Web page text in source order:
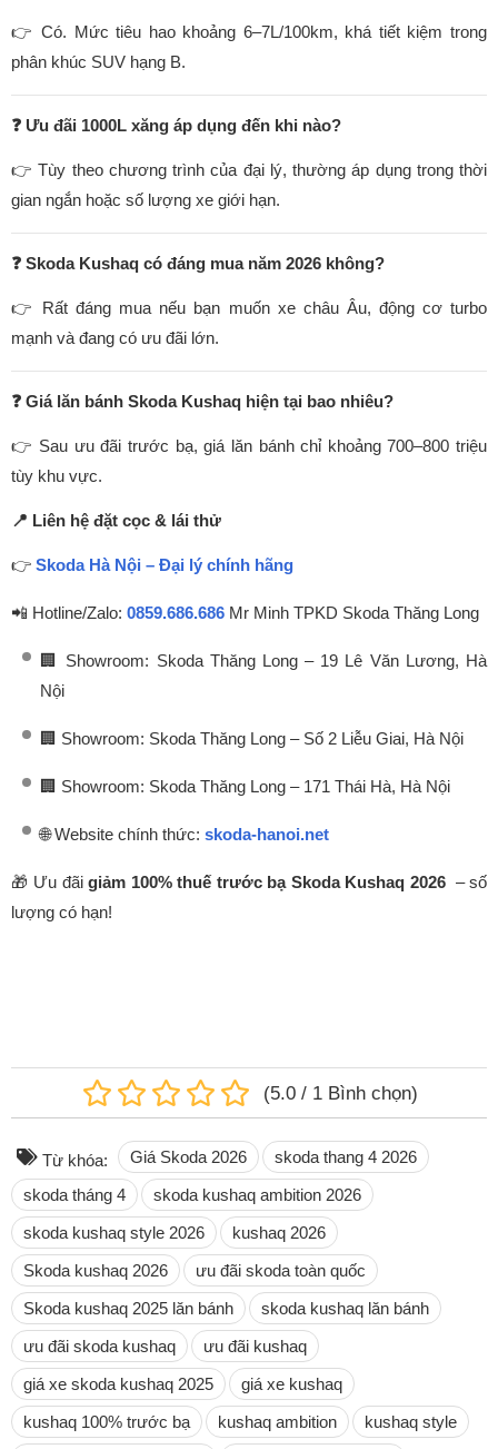
👉 Có. Mức tiêu hao khoảng 6–7L/100km, khá tiết kiệm trong
phân khúc SUV hạng B.
❓ Ưu đãi 1000L xăng áp dụng đến khi nào?
👉 Tùy theo chương trình của đại lý, thường áp dụng trong thời
gian ngắn hoặc số lượng xe giới hạn.
❓ Skoda Kushaq có đáng mua năm 2026 không?
👉 Rất đáng mua nếu bạn muốn xe châu Âu, động cơ turbo
mạnh và đang có ưu đãi lớn.
❓ Giá lăn bánh Skoda Kushaq hiện tại bao nhiêu?
👉 Sau ưu đãi trước bạ, giá lăn bánh chỉ khoảng 700–800 triệu
tùy khu vực.
📍 Liên hệ đặt cọc & lái thử
👉 Skoda Hà Nội – Đại lý chính hãng
📲 Hotline/Zalo: 0859.686.686 Mr Minh TPKD Skoda Thăng Long
🏢 Showroom: Skoda Thăng Long – 19 Lê Văn Lương, Hà
Nội
🏢 Showroom: Skoda Thăng Long – Số 2 Liễu Giai, Hà Nội
🏢 Showroom: Skoda Thăng Long – 171 Thái Hà, Hà Nội
🌐 Website chính thức: skoda-hanoi.net
🎁 Ưu đãi giảm 100% thuế trước bạ Skoda Kushaq 2026 – số
lượng có hạn!
(5.0 / 1 Bình chọn)
Từ khóa: Giá Skoda 2026
skoda thang 4 2026
skoda tháng 4
skoda kushaq ambition 2026
skoda kushaq style 2026
kushaq 2026
Skoda kushaq 2026
ưu đãi skoda toàn quốc
Skoda kushaq 2025 lăn bánh
skoda kushaq lăn bánh
ưu đãi skoda kushaq
ưu đãi kushaq
giá xe skoda kushaq 2025
giá xe kushaq
kushaq 100% trước bạ
kushaq ambition
kushaq style